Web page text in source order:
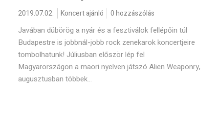
2019.07.02. Koncert ajánló 0 hozzászólás
Javában dübörög a nyár és a fesztiválok fellépőin túl
Budapestre is jobbnál-jobb rock zenekarok koncertjeire
tombolhatunk! Júliusban először lép fel
Magyarországon a maori nyelven játszó Alien Weaponry,
augusztusban többek...